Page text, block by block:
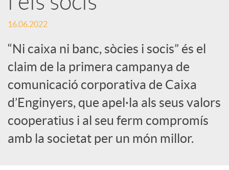
c
o
n
t
16.06.2022
“Ni caixa ni banc, sòcies i socis” és el
claim de la primera campanya de
comunicació corporativa de Caixa
d’Enginyers, que apel·la als seus valors
cooperatius i al seu ferm compromís
amb la societat per un món millor.